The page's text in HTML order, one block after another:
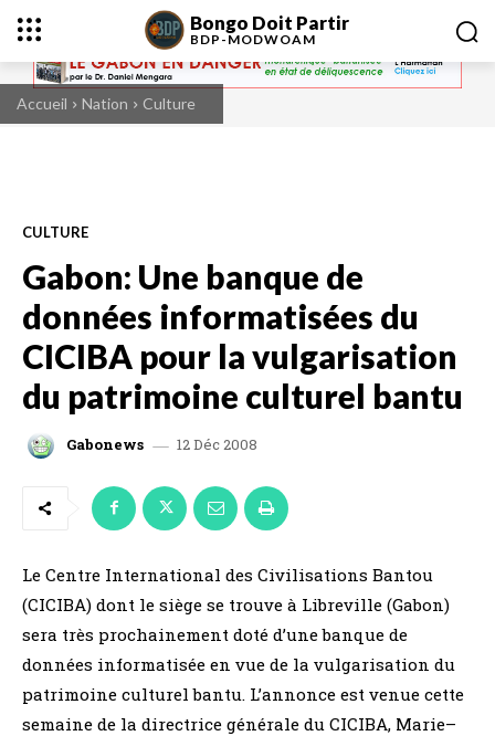
Bongo Doit Partir
BDP-MODWOAM
Accueil Nation Culture
CULTURE
Gabon: Une banque de
données informatisées du
CICIBA pour la vulgarisation
du patrimoine culturel bantu
Gabonews 12 Déc 2008
Le Centre International des Civilisations Bantou
(CICIBA) dont le siège se trouve à Libreville (Gabon)
sera très prochainement doté d’une banque de
données informatisée en vue de la vulgarisation du
patrimoine culturel bantu. L’annonce est venue cette
semaine de la directrice générale du CICIBA, Marie–